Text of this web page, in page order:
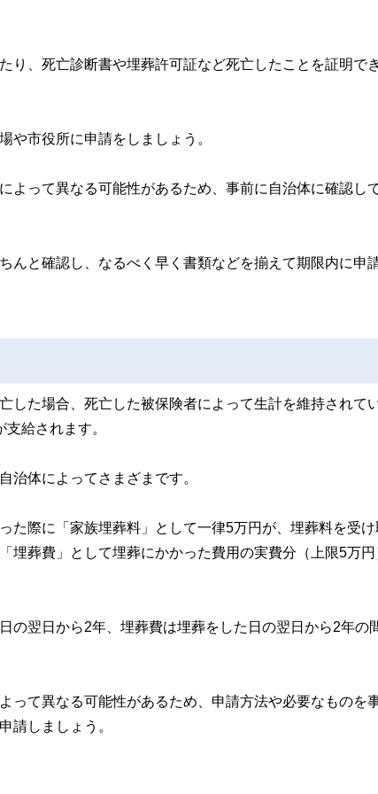
り、死亡診断書や埋葬許可証など死亡したことを証明で
や市役所に申請をしましょう。
って異なる可能性があるため、事前に自治体に確認し
んと確認し、なるべく早く書類などを揃えて期限内に申
した場合、死亡した被保険者によって生計を維持されて
給されます。
治体によってさまざまです。
た際に「家族埋葬料」として一律5万円が、埋葬料を受け
埋葬費」として埋葬にかかった費用の実費分（上限5万
の翌日から2年、埋葬費は埋葬をした日の翌日から2年の
って異なる可能性があるため、申請方法や必要なものを
請しましょう。